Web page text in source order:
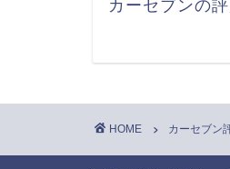
カーセブンの
HOME カーセブン